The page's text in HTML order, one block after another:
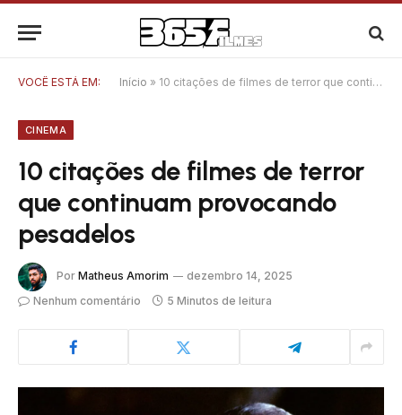
VOCÊ ESTÁ EM: Início » 10 citações de filmes de terror que continuam provocando pesadelos
CINEMA
10 citações de filmes de terror
que continuam provocando
pesadelos
Por Matheus Amorim
dezembro 14, 2025
Nenhum comentário
5 Minutos de leitura